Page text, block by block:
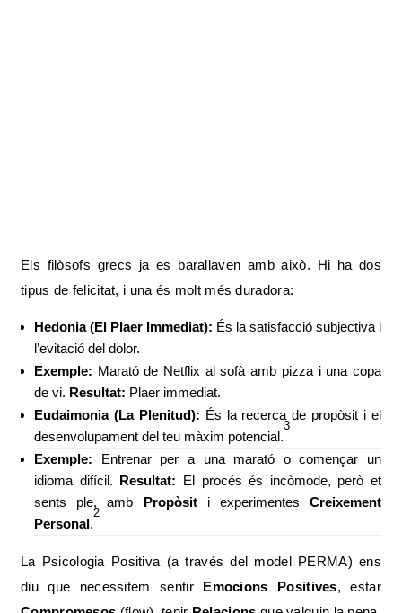
Els filòsofs grecs ja es barallaven amb això. Hi ha dos
tipus de felicitat, i una és molt més duradora:
Hedonia (El Plaer Immediat): És la satisfacció subjectiva i
l’evitació del dolor.
Exemple: Marató de Netflix al sofà amb pizza i una copa
de vi. Resultat: Plaer immediat.
Eudaimonia (La Plenitud): És la recerca de propòsit i el
desenvolupament del teu màxim potencial.
3
Exemple: Entrenar per a una marató o començar un
idioma difícil. Resultat: El procés és incòmode, però et
sents ple, amb Propòsiti experimentes Creixement
Personal.
2
La Psicologia Positiva (a través del model PERMA) ens
diu que necessitem sentir Emocions Positives, estar